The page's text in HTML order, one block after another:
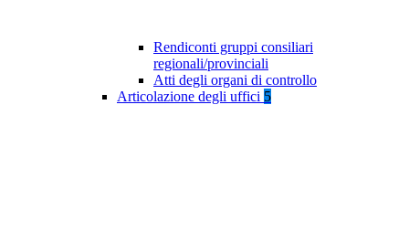
Rendiconti gruppi consiliari
regionali/provinciali
Atti degli organi di controllo
Articolazione degli uffici 5